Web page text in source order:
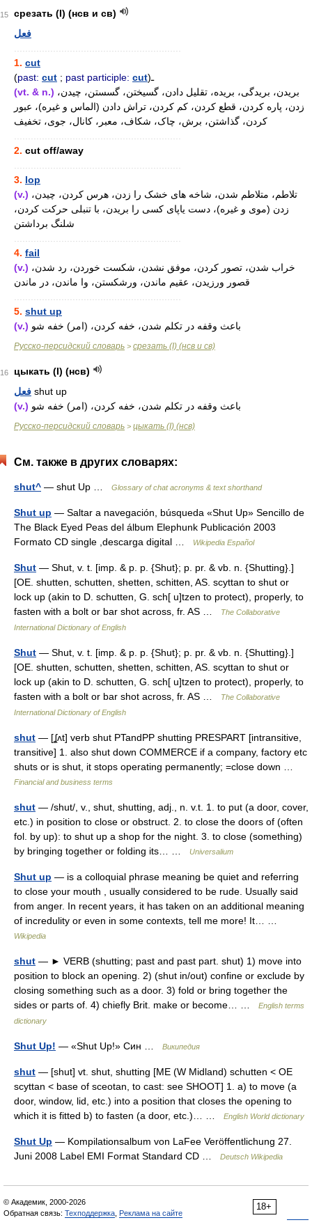
15
срезать (I) (нсв и св)
فعل
1. cut
(past: cut ; past participle: cut )ـ
(vt. & n.)
زدن، پاره کردن، قطع کردن، کم کردن، تراش دادن (الماس و غیره)، عبور
کردن، گذاشتن، برش، چاک، شکاف، معبر، کانال، جوی، تخفیف
2. cut off/away
3. lop
(v.)
زدن (موی و غیره)، دست یاپای کسی را بریدن، با تنبلی حرکت کردن،
شلنگ برداشتن
4. fail
(v.)
قصور ورزیدن، عقیم ماندن، ورشکستن، وا ماندن، در ماندن
5. shut up
(v.) باعث وقفه در تکلم شدن، خفه کردن، (امر) خفه شو
Русско-персидский словарь > срезать (I) (нсв и св)
16
цыкать (I) (нсв)
فعل shut up
(v.) باعث وقفه در تکلم شدن، خفه کردن، (امر) خفه شو
Русско-персидский словарь > цыкать (I) (нсв)
См. также в других словарях:
shut^ — shut Up … Glossary of chat acronyms & text shorthand
Shut up — Saltar a navegación, búsqueda «Shut Up» Sencillo de
The Black Eyed Peas del álbum Elephunk Publicación 2003
Formato CD single ,descarga digital …
Wikipedia Español
Shut — Shut, v. t. [imp. & p. p. {Shut}; p. pr. & vb. n. {Shutting}.]
[OE. shutten, schutten, shetten, schitten, AS. scyttan to shut or
lock up (akin to D. schutten, G. sch[ u]tzen to protect), properly, to
fasten with a bolt or bar shot across, fr. AS …
The Collaborative
International Dictionary of English
Shut — Shut, v. t. [imp. & p. p. {Shut}; p. pr. & vb. n. {Shutting}.]
[OE. shutten, schutten, shetten, schitten, AS. scyttan to shut or
lock up (akin to D. schutten, G. sch[ u]tzen to protect), properly, to
fasten with a bolt or bar shot across, fr. AS …
The Collaborative
International Dictionary of English
shut — [ʆʌt] verb shut PTandPP shutting PRESPART [intransitive,
transitive] 1. also shut down COMMERCE if a company, factory etc
shuts or is shut, it stops operating permanently; =close down …
Financial and business terms
shut — /shut/, v., shut, shutting, adj., n. v.t. 1. to put (a door, cover,
etc.) in position to close or obstruct. 2. to close the doors of (often
fol. by up): to shut up a shop for the night. 3. to close (something)
by bringing together or folding its… …
Universalium
Shut up — is a colloquial phrase meaning be quiet and referring
to close your mouth , usually considered to be rude. Usually said
from anger. In recent years, it has taken on an additional meaning
of incredulity or even in some contexts, tell me more! It… …
Wikipedia
shut — ► VERB (shutting; past and past part. shut) 1) move into
position to block an opening. 2) (shut in/out) confine or exclude by
closing something such as a door. 3) fold or bring together the
sides or parts of. 4) chiefly Brit. make or become… …
English terms
dictionary
Shut Up! — «Shut Up!» Син … Википедия
shut — [shut] vt. shut, shutting [ME (W Midland) schutten < OE
scyttan < base of sceotan, to cast: see SHOOT] 1. a) to move (a
door, window, lid, etc.) into a position that closes the opening to
which it is fitted b) to fasten (a door, etc.)… …
English World dictionary
Shut Up — Kompilationsalbum von LaFee Veröffentlichung 27.
Juni 2008 Label EMI Format Standard CD …
Deutsch Wikipedia
18+
© Академик, 2000-2026
Обратная связь: Техподдержка Реклама на сайте